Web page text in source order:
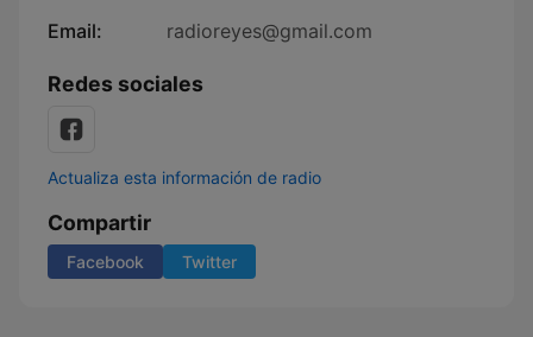
Email: radioreyes@gmail.com
Redes sociales
Actualiza esta información de radio
Compartir
Facebook Twitter